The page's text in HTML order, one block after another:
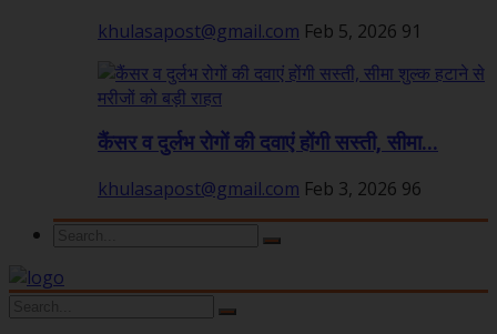
khulasapost@gmail.com Feb 5, 2026 91
कैंसर व दुर्लभ रोगों की दवाएं होंगी सस्ती, सीमा...
khulasapost@gmail.com Feb 3, 2026 96